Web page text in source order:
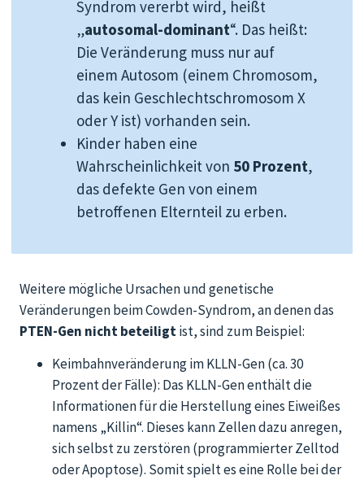
Syndrom vererbt wird, heißt
„autosomal-dominant“. Das heißt:
Die Veränderung muss nur auf
einem Autosom (einem Chromosom,
das kein Geschlechtschromosom X
oder Y ist) vorhanden sein.
Kinder haben eine
Wahrscheinlichkeit von 50 Prozent,
das defekte Gen von einem
betroffenen Elternteil zu erben.
Weitere mögliche Ursachen und genetische
Veränderungen beim Cowden-Syndrom, an denen das
PTEN-Gen nicht beteiligtist, sind zum Beispiel:
Keimbahnveränderung im KLLN-Gen (ca. 30
Prozent der Fälle): Das KLLN-Gen enthält die
Informationen für die Herstellung eines Eiweißes
namens „Killin“. Dieses kann Zellen dazu anregen,
sich selbst zu zerstören (programmierter Zelltod
oder Apoptose). Somit spielt es eine Rolle bei der